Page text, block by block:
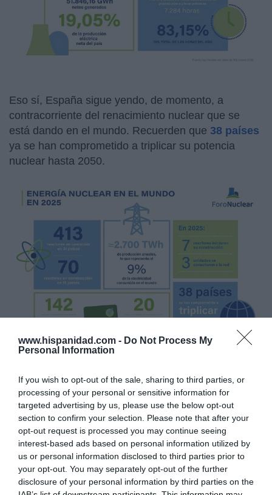
www.hispanidad.com - Do Not Process My
Personal Information
If you wish to opt-out of the sale, sharing to third parties, or
processing of your personal or sensitive information for
targeted advertising by us, please use the below opt-out
section to confirm your selection. Please note that after your
opt-out request is processed you may continue seeing
interest-based ads based on personal information utilized by
us or personal information disclosed to third parties prior to
your opt-out. You may separately opt-out of the further
disclosure of your personal information by third parties on the
Eso sí, España sigue yendo, de momento, a
contracorriente del renacimiento nuclear que se
está dando en el mundo. Recuerden que 38 países
ya se han comprometido a triplicar su potencia
nuclear hasta 2050.